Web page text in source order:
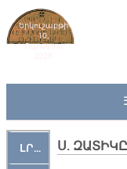
Երկուշաբթի
10,
Օգոստոս
ԼՐԱՀՈՍ Ս.